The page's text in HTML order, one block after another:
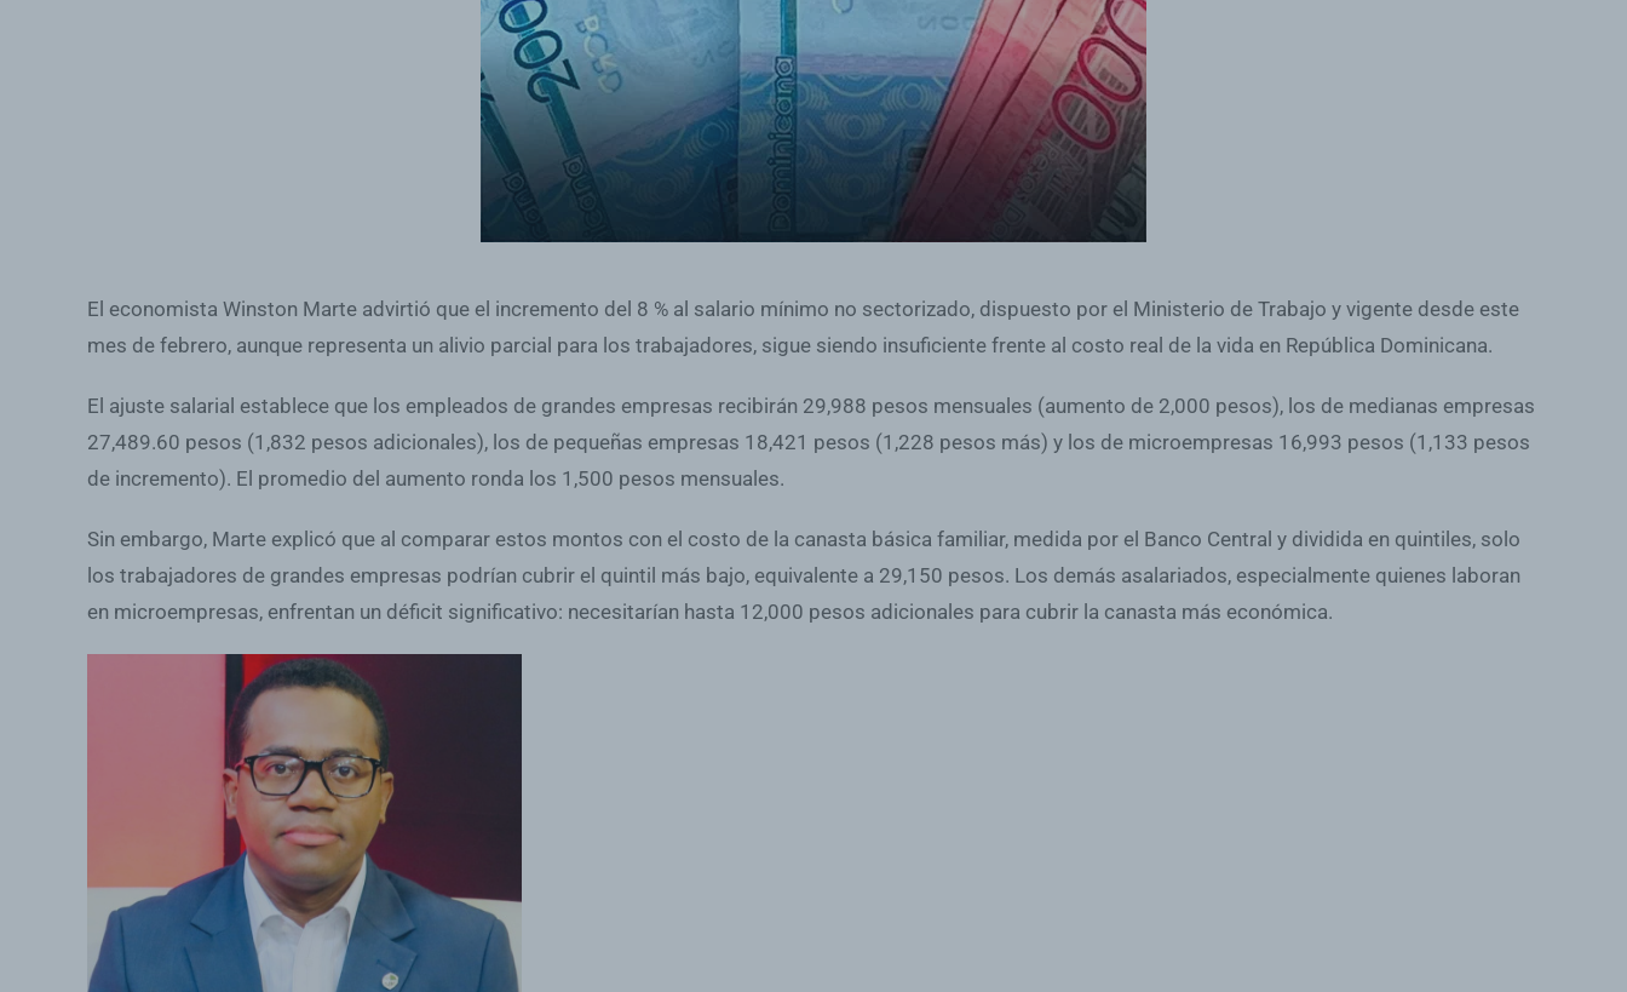
El economista Winston Marte advirtió que el incremento del 8 % al salario mínimo no sectorizado, dispuesto por el Ministerio de Trabajo y vigente desde este
mes de febrero, aunque representa un alivio parcial para los trabajadores, sigue siendo insuficiente frente al costo real de la vida en República Dominicana.
El ajuste salarial establece que los empleados de grandes empresas recibirán 29,988 pesos mensuales (aumento de 2,000 pesos), los de medianas empresas
27,489.60 pesos (1,832 pesos adicionales), los de pequeñas empresas 18,421 pesos (1,228 pesos más) y los de microempresas 16,993 pesos (1,133 pesos
de incremento). El promedio del aumento ronda los 1,500 pesos mensuales.
Sin embargo, Marte explicó que al comparar estos montos con el costo de la canasta básica familiar, medida por el Banco Central y dividida en quintiles, solo
los trabajadores de grandes empresas podrían cubrir el quintil más bajo, equivalente a 29,150 pesos. Los demás asalariados, especialmente quienes laboran
en microempresas, enfrentan un déficit significativo: necesitarían hasta 12,000 pesos adicionales para cubrir la canasta más económica.